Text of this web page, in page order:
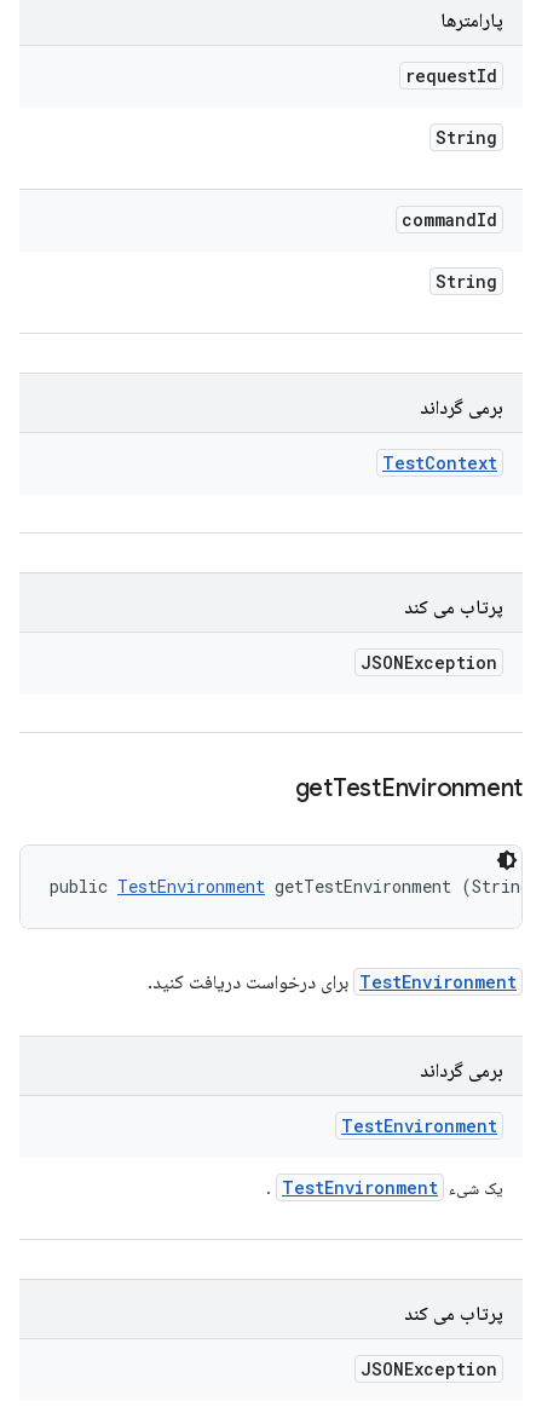
پارامترها
requestId
String
commandId
String
برمی گرداند
TestContext
پرتاب می کند
JSONException
getTestEnvironment
public TestEnvironment getTestEnvironment (String
TestEnvironment برای درخواست دریافت کنید.
برمی گرداند
TestEnvironment
یک شیء TestEnvironment
.
پرتاب می کند
JSONException